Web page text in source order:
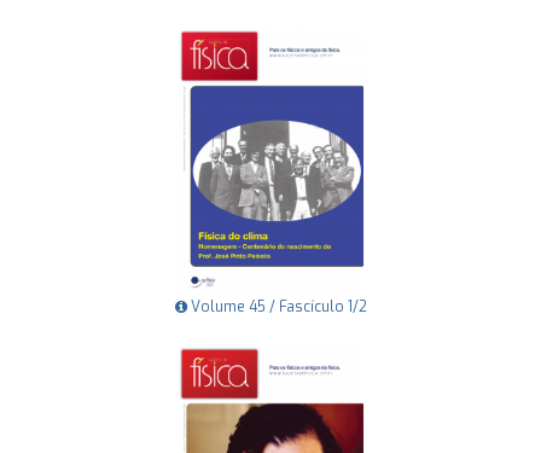
Volume 45 / Fascículo 1/2